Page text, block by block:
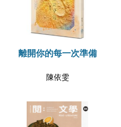
離開你的每一次準備
陳依雯